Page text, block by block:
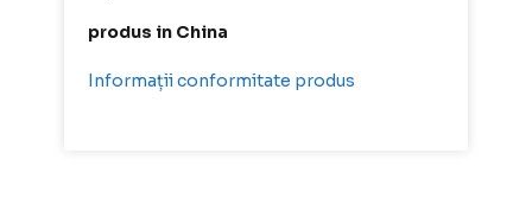
produs in China
Informații conformitate produs